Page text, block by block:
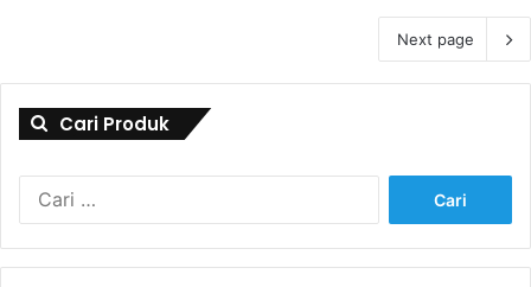
Next page
Cari Produk